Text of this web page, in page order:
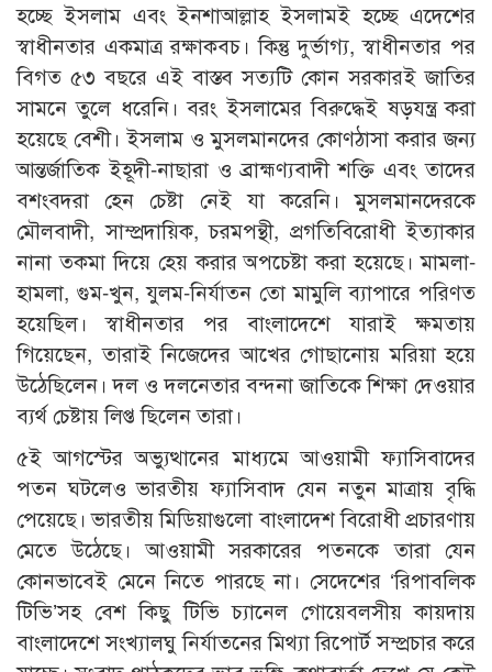
হচ্ছে ইসলাম এবং ইনশাআল্লাহ ইসলামই হচ্ছে এদেশের
স্বাধীনতার একমাত্র রক্ষাকবচ। কিন্তু দুর্ভাগ্য, স্বাধীনতার পর
বিগত ৫৩ বছরে এই বাস্তব সত্যটি কোন সরকারই জাতির
সামনে তুলে ধরেনি। বরং ইসলামের বিরুদ্ধেই ষড়যন্ত্র করা
হয়েছে বেশী। ইসলাম ও মুসলমানদের কোণঠাসা করার জন্য
আন্তর্জাতিক ইহূদী-নাছারা ও ব্রাহ্মণ্যবাদী শক্তি এবং তাদের
বশংবদরা হেন চেষ্টা নেই যা করেনি। মুসলমানদেরকে
মৌলবাদী, সাম্প্রদায়িক, চরমপন্থী, প্রগতিবিরোধী ইত্যাকার
নানা তকমা দিয়ে হেয় করার অপচেষ্টা করা হয়েছে। মামলা-
হামলা, গুম-খুন, যুলম-নির্যাতন তো মামুলি ব্যাপারে পরিণত
হয়েছিল। স্বাধীনতার পর বাংলাদেশে যারাই ক্ষমতায়
গিয়েছেন, তারাই নিজেদের আখের গোছানোয় মরিয়া হয়ে
উঠেছিলেন। দল ও দলনেতার বন্দনা জাতিকে শিক্ষা দেওয়ার
ব্যর্থ চেষ্টায় লিপ্ত ছিলেন তারা।
৫ই আগস্টের অভ্যুত্থানের মাধ্যমে আওয়ামী ফ্যাসিবাদের
পতন ঘটলেও ভারতীয় ফ্যাসিবাদ যেন নতুন মাত্রায় বৃদ্ধি
পেয়েছে। ভারতীয় মিডিয়াগুলো বাংলাদেশ বিরোধী প্রচারণায়
মেতে উঠেছে। আওয়ামী সরকারের পতনকে তারা যেন
কোনভাবেই মেনে নিতে পারছে না। সেদেশের ‘রিপাবলিক
টিভি’সহ বেশ কিছু টিভি চ্যানেল গোয়েবলসীয় কায়দায়
বাংলাদেশে সংখ্যালঘু নির্যাতনের মিথ্যা রিপোর্ট সম্প্রচার করে